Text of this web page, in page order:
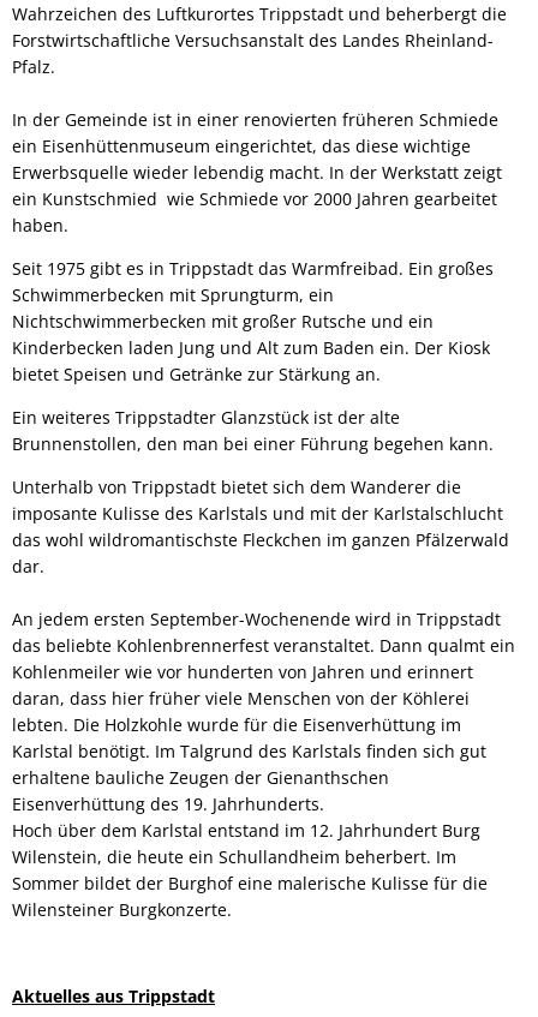
Wahrzeichen des Luftkurortes Trippstadt und beherbergt die
Forstwirtschaftliche Versuchsanstalt des Landes Rheinland-
Pfalz.
In der Gemeinde ist in einer renovierten früheren Schmiede
ein Eisenhüttenmuseum eingerichtet, das diese wichtige
Erwerbsquelle wieder lebendig macht. In der Werkstatt zeigt
ein Kunstschmied wie Schmiede vor 2000 Jahren gearbeitet
haben.
Seit 1975 gibt es in Trippstadt das Warmfreibad. Ein großes
Schwimmerbecken mit Sprungturm, ein
Nichtschwimmerbecken mit großer Rutsche und ein
Kinderbecken laden Jung und Alt zum Baden ein. Der Kiosk
bietet Speisen und Getränke zur Stärkung an.
Ein weiteres Trippstadter Glanzstück ist der alte
Brunnenstollen, den man bei einer Führung begehen kann.
Unterhalb von Trippstadt bietet sich dem Wanderer die
imposante Kulisse des Karlstals und mit der Karlstalschlucht
das wohl wildromantischste Fleckchen im ganzen Pfälzerwald
dar.
An jedem ersten September-Wochenende wird in Trippstadt
das beliebte Kohlenbrennerfest veranstaltet. Dann qualmt ein
Kohlenmeiler wie vor hunderten von Jahren und erinnert
daran, dass hier früher viele Menschen von der Köhlerei
lebten. Die Holzkohle wurde für die Eisenverhüttung im
Karlstal benötigt. Im Talgrund des Karlstals finden sich gut
erhaltene bauliche Zeugen der Gienanthschen
Eisenverhüttung des 19. Jahrhunderts.
Hoch über dem Karlstal entstand im 12. Jahrhundert Burg
Wilenstein, die heute ein Schullandheim beherbert. Im
Sommer bildet der Burghof eine malerische Kulisse für die
Wilensteiner Burgkonzerte.
Aktuelles aus Trippstadt